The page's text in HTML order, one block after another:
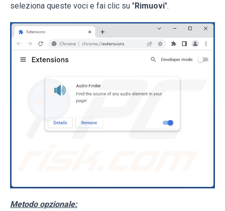
seleziona queste voci e fai clic su "Rimuovi".
Metodo opzionale: